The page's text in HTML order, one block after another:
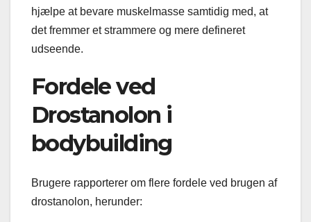
hjælpe at bevare muskelmasse samtidig med, at
det fremmer et strammere og mere defineret
udseende.
Fordele ved
Drostanolon i
bodybuilding
Brugere rapporterer om flere fordele ved brugen af
drostanolon, herunder: